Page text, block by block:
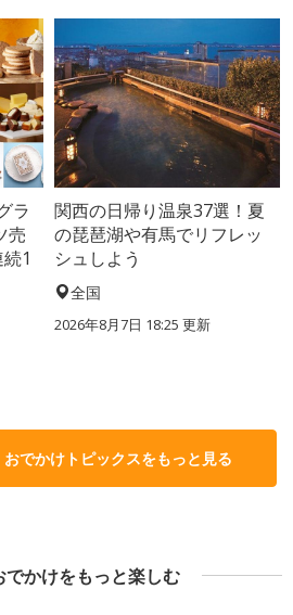
ラ
売
1
関西の日帰り温泉37選！夏
の琵琶湖や有馬でリフレッ
シュしよう
全国
2026年8月7日 18:25 更新
でかけトピックスをもっと見る
でかけをもっと楽しむ